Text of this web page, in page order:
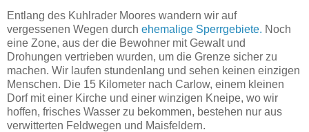
Entlang des Kuhlrader Moores wandern wir auf
vergessenen Wegen durch ehemalige Sperrgebiete. Noch
eine Zone, aus der die Bewohner mit Gewalt und
Drohungen vertrieben wurden, um die Grenze sicher zu
machen. Wir laufen stundenlang und sehen keinen einzigen
Menschen. Die 15 Kilometer nach Carlow, einem kleinen
Dorf mit einer Kirche und einer winzigen Kneipe, wo wir
hoffen, frisches Wasser zu bekommen, bestehen nur aus
verwitterten Feldwegen und Maisfeldern.